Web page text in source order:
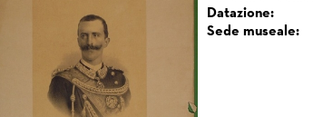
Datazione:
Sede museale: